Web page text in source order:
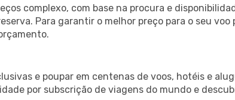
complexo, com base na procura e
Para garantir o melhor preço para o seu voo
e poupar em centenas de voos, hotéis e
por subscrição de viagens do mundo e